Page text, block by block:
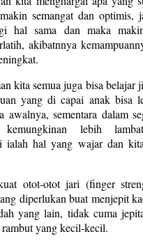
semangat dan optimis,
hal sama dan maka
akibatnnya
kita semua juga bisa belajar
yang di capai anak bisa
awalnya, sementara dalam
kemungkinan lebih
ialah hal yang wajar dan
otot-otot jari (finger
diperlukan buat menjepit
yang lain, tidak cuma
yang kecil-kecil.